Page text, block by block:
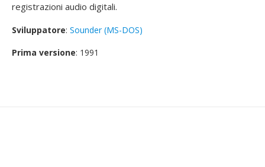
registrazioni audio digitali.
Sviluppatore: Sounder (MS-DOS)
Prima versione: 1991